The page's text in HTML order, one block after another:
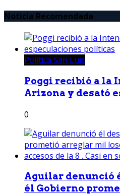
Noticia Recomendada
Política San Luis
Poggi recibió a la
Arizona y desató
0
Aguilar denunció
él Gobierno